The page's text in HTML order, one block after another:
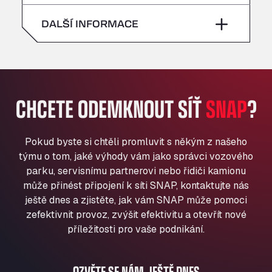
Klaverbladstaat 21, 3560
American Truck Wash
Andamur La Junquera
Andamur Pamplona
A-15 Salida Imarcoain, 31119
Andamur San Roman II
Aut A1 Exit 385, 01207
Anglia Motel
Washway Road, PE12 8LT
Anpol Sp. z o.o.
Aqua Ariva GmbH
neděle –
neděle –
DALŠÍ INFORMACE
CHCETE ODEMKNOUT SÍŤSNAP?
Pokud byste si chtěli promluvit s někým z našeho
týmu o tom, jaké výhody vám jako správci vozového
parku, servisnímu partnerovi nebo řidiči kamionu
může přinést připojení k síti SNAP, kontaktujte nás
ještě dnes a zjistěte, jak vám SNAP může pomoci
zefektivnit provoz, zvýšit efektivitu a otevřít nové
příležitosti pro vaše podnikání.